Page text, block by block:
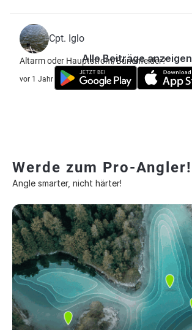
Cpt. Iglo
Altarm oder Hauptstrom/Bunenfelder?
vor 1 Jahr
Alle Beiträge anzeigen
Werde zum Pro-Angler!
Angle smarter, nicht härter!